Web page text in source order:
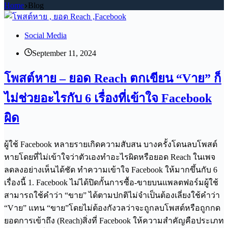
Home Blog
Social Media
September 11, 2024
โพสต์หาย – ยอด Reach ตกเขียน “Vาย” ก็
ไม่ช่วยอะไรกับ 6 เรื่องที่เข้าใจ Facebook
ผิด
ผู้ใช้ Facebook หลายรายเกิดความสับสน บางครั้งโดนลบโพสต์
หายโดยที่ไม่เข้าใจว่าตัวเองทำอะไรผิดหรือยอด Reach ในเพจ
ลดลงอย่างเห็นได้ชัด ทำความเข้าใจ Facebook ให้มากขึ้นกับ 6
เรื่องนี้ 1. Facebook ไม่ได้ปิดกั้นการซื้อ-ขายบนแพลตฟอร์มผู้ใช้
สามารถใช้คำว่า “ขาย” ได้ตามปกติไม่จำเป็นต้องเลี่ยงใช้คำว่า
“Vาย” แทน “ขาย”โดยไม่ต้องกังวลว่าจะถูกลบโพสต์หรือถูกกด
ยอดการเข้าถึง (Reach)สิ่งที่ Facebook ให้ความสำคัญคือประเภท